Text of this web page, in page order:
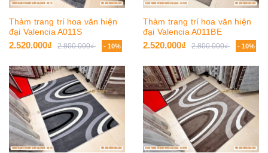
Thảm trang trí hoa văn hiện
đại Valencia A011S
2.520.000₫ 2.800.000₫ - 10%
Thảm trang trí hoa văn hiện
đại Valencia A011BE
2.520.000₫ 2.800.000₫ - 10%